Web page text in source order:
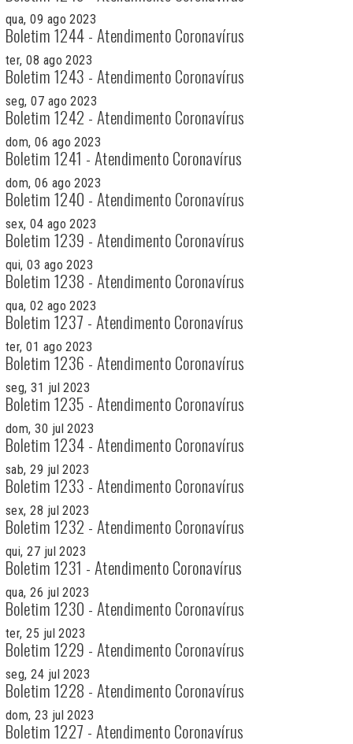
qua, 09 ago 2023
Boletim 1244 - Atendimento Coronavírus
ter, 08 ago 2023
Boletim 1243 - Atendimento Coronavírus
seg, 07 ago 2023
Boletim 1242 - Atendimento Coronavírus
dom, 06 ago 2023
Boletim 1241 - Atendimento Coronavírus
dom, 06 ago 2023
Boletim 1240 - Atendimento Coronavírus
sex, 04 ago 2023
Boletim 1239 - Atendimento Coronavírus
qui, 03 ago 2023
Boletim 1238 - Atendimento Coronavírus
qua, 02 ago 2023
Boletim 1237 - Atendimento Coronavírus
ter, 01 ago 2023
Boletim 1236 - Atendimento Coronavírus
seg, 31 jul 2023
Boletim 1235 - Atendimento Coronavírus
dom, 30 jul 2023
Boletim 1234 - Atendimento Coronavírus
sab, 29 jul 2023
Boletim 1233 - Atendimento Coronavírus
sex, 28 jul 2023
Boletim 1232 - Atendimento Coronavírus
qui, 27 jul 2023
Boletim 1231 - Atendimento Coronavírus
qua, 26 jul 2023
Boletim 1230 - Atendimento Coronavírus
ter, 25 jul 2023
Boletim 1229 - Atendimento Coronavírus
seg, 24 jul 2023
Boletim 1228 - Atendimento Coronavírus
dom, 23 jul 2023
Boletim 1227 - Atendimento Coronavírus